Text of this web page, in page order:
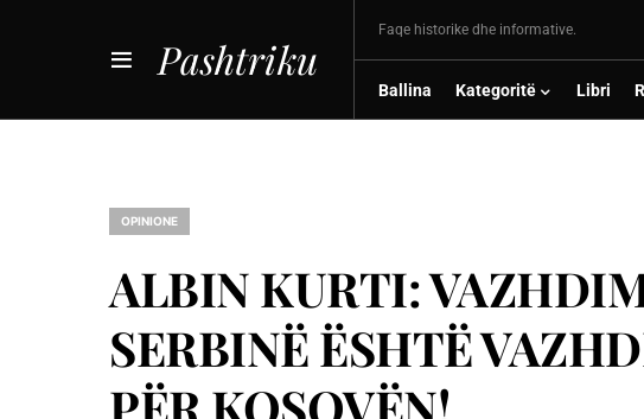
Pashtriku
Faqe historike dhe informative.
Ballina Kategoritë Libri
OPINIONE
ALBIN KURTI:
SERBINË ËSHTË